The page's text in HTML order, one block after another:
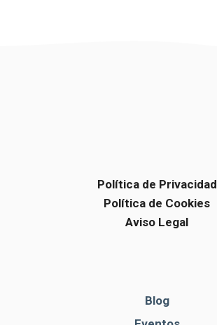
Política de Privacidad
Política de Cookies
Aviso Legal
Blog